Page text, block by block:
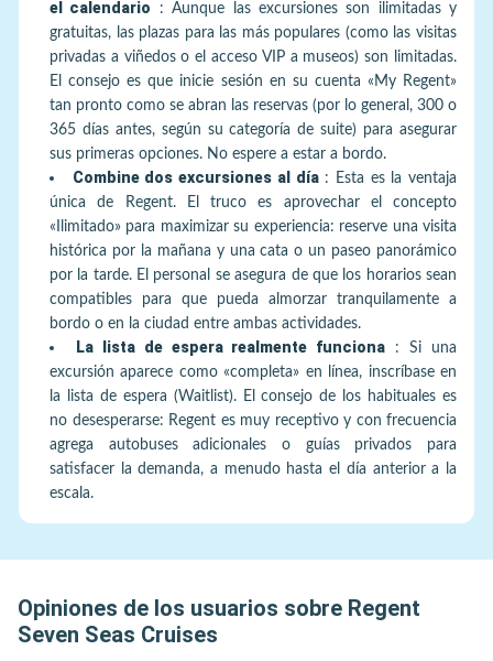
el calendario
:Aunque las excursiones son ilimitadas y
gratuitas, las plazas para las más populares (como las visitas
privadas a viñedos o el acceso VIP a museos) son limitadas.
El consejo es que inicie sesión en su cuenta «My Regent»
tan pronto como se abran las reservas (por lo general, 300 o
365 días antes, según su categoría de suite) para asegurar
sus primeras opciones. No espere a estar a bordo.
Combine dos excursiones al día :
Esta es la ventaja
única de Regent. El truco es aprovechar el concepto
«Ilimitado» para maximizar su experiencia: reserve una visita
histórica por la mañana y una cata o un paseo panorámico
por la tarde. El personal se asegura de que los horarios sean
compatibles para que pueda almorzar tranquilamente a
bordo o en la ciudad entre ambas actividades.
La lista de espera realmente funciona :Si una
excursión aparece como «completa» en línea, inscríbase en
la lista de espera (Waitlist). El consejo de los habituales es
no desesperarse: Regent es muy receptivo y con frecuencia
agrega autobuses adicionales o guías privados para
satisfacer la demanda, a menudo hasta el día anterior a la
escala.
Opiniones de los usuarios sobre Regent
Seven Seas Cruises